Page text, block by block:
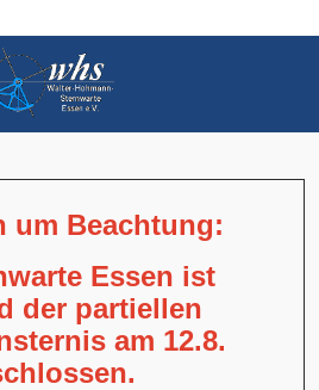
um Beachtung:
Essen ist
der partiellen
am 12.8.